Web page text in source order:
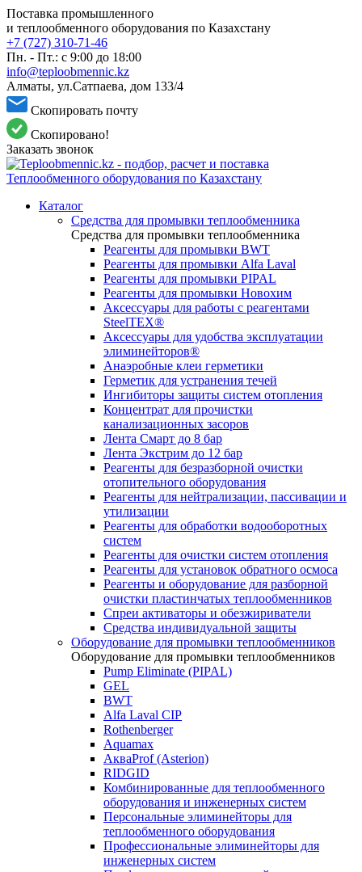
Поставка промышленного
и теплообменного оборудования по Казахстану
+7 (727) 310-71-46
Пн. - Пт.: с 9:00 до 18:00
info@teploobmennic.kz
Алматы, ул.Сатпаева, дом 133/4
Скопировать почту
Скопировано!
Заказать звонок
Каталог
Средства для промывки теплообменника
Средства для промывки теплообменника
Реагенты для промывки BWT
Реагенты для промывки Alfa Laval
Реагенты для промывки PIPAL
Реагенты для промывки Новохим
Аксессуары для работы с реагентами
SteelTEX®
Аксессуары для удобства эксплуатации
элиминейторов®
Анаэробные клеи герметики
Герметик для устранения течей
Ингибиторы защиты систем отопления
Концентрат для прочистки
канализационных засоров
Лента Смарт до 8 бар
Лента Экстрим до 12 бар
Реагенты для безразборной очистки
отопительного оборудования
Реагенты для нейтрализации, пассивации и
утилизации
Реагенты для обработки водооборотных
систем
Реагенты для очистки систем отопления
Реагенты для установок обратного осмоса
Реагенты и оборудование для разборной
очистки пластинчатых теплообменников
Спреи активаторы и обезжириватели
Средства индивидуальной защиты
Оборудование для промывки теплообменников
Оборудование для промывки теплообменников
Pump Eliminate (PIPAL)
GEL
BWT
Alfa Laval CIP
Rothenberger
Aquamax
АкваProf (Asterion)
RIDGID
Комбинированные для теплообменного
оборудования и инженерных систем
Персональные элиминейторы для
теплообменного оборудования
Профессиональные элиминейторы для
инженерных систем